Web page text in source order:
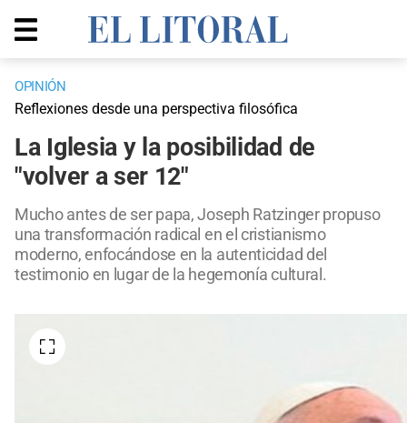
OPINIÓN
Reflexiones desde una perspectiva filosófica
La Iglesia y la posibilidad de
"volver a ser 12"
Mucho antes de ser papa, Joseph Ratzinger propuso
una transformación radical en el cristianismo
moderno, enfocándose en la autenticidad del
testimonio en lugar de la hegemonía cultural.